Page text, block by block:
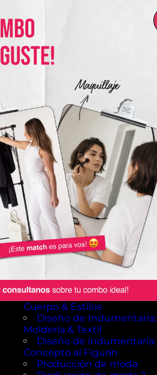
Curso de Armado de Colección
✂️ 6 cuotas SIN INTERÉS 🔥
el curso acá!
The New York Design
Carreras / Diplomaturas
Carrera en Asesoría de
UTN
Carrera en Diseño de
Indumentaria UTN
Carrera Producción de
UTN
Cursos
Armado de colección
Asesoría de Imagen:
Colorimetría & Armado de
Asesoría de Imagen:
Cuerpo & Estilos
Diseño de Indumentaria:
Moldería & Textil
Diseño de
Concepto al Figurín
Producción de moda